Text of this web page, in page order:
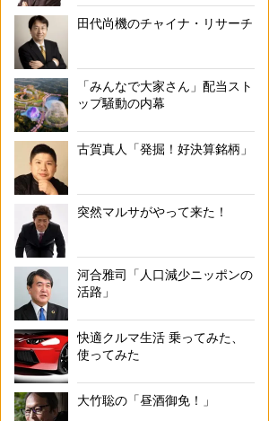
田代尚機のチャイナ・リサーチ
「みんなで大家さん」配当スト
ップ騒動の内幕
古賀真人「発掘！好決算銘柄」
突然マルサがやって来た！
河合雅司「人口減少ニッポンの
活路」
快適クルマ生活 乗ってみた、
使ってみた
大竹聡の「昼酒御免！」